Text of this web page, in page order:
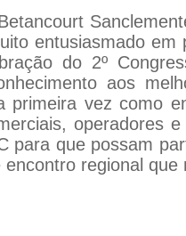
entusiasmado
do 2º
aos
primeira vez como
operadores
para que possam
regional